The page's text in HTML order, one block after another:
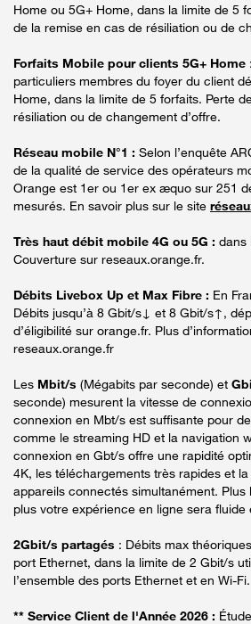
Home ou 5G+ Home, dans la limite de 5
de la remise en cas de résiliation ou de
Forfaits Mobile pour clients 5G+ Home
particuliers membres du foyer du client
Home, dans la limite de 5 forfaits. Perte
résiliation ou de changement d’offre.
Réseau mobile N°1 : Selon l’enquête
de la qualité de service des opérateurs
Orange est 1er ou 1er ex æquo sur 251
mesurés. En savoir plus sur le site
Très haut débit mobile 4G ou 5G : dans
Couverture sur reseaux.orange.fr.
Débits Livebox Up et Max Fibre : En
Débits jusqu’à 8 Gbit/s↓ et 8 Gbit/s↑,
d’éligibilité sur orange.fr. Plus
reseaux.orange.fr
Les Mbit/s (Mégabits par seconde) et
seconde) mesurent la vitesse de
connexion en Mbt/s est suffisante pour
comme le streaming HD et la navigation
connexion en Gbt/s offre une rapidité
4K, les téléchargements très rapides et
appareils connectés simultanément. Plus
plus votre expérience en ligne sera fluide
2Gbit/s partagés : Débits max
port Ethernet, dans la limite de 2 Gbit/s
l’ensemble des ports Ethernet et en Wi-Fi.
** Service Client de l'Année 2026 :